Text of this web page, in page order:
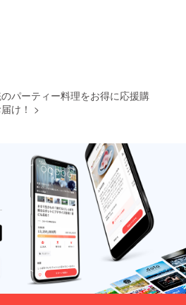
に一度
お問合
理・飲
み物(ア
ルコー
ル含
む)・
サービ
スス
タッ
フ・お
料理や
飲み物
に関わ
る備品
一式、
この
コース
定。 ※
ご利用
は2022
年10月
末ま
で。コ
ロナの
状況に
よって
はご相
談承り
ます。
ご利
用予定
す。 お
料理や
につい
てもご
人数や
ご利用
シー
ン、お
客様の
年代等
に合わ
せてベ
ストな
ご提案
をさせ
ていた
パーティー料理をお得に応援購
け！ >